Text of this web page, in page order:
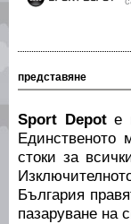
представяне
Sport Depotе
Единственото
стоки за
България
пазаруване на